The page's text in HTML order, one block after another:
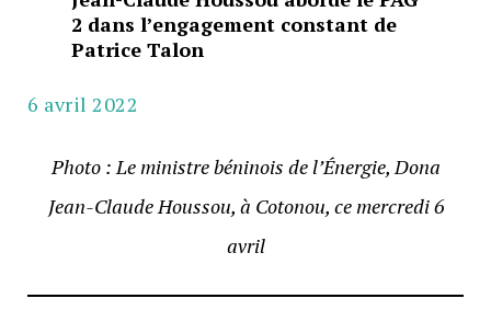
2 dans l’engagement constant de
Patrice Talon
6 avril 2022
Photo : Le ministre béninois de l’Énergie, Dona
Jean-Claude Houssou, à Cotonou, ce mercredi 6
avril